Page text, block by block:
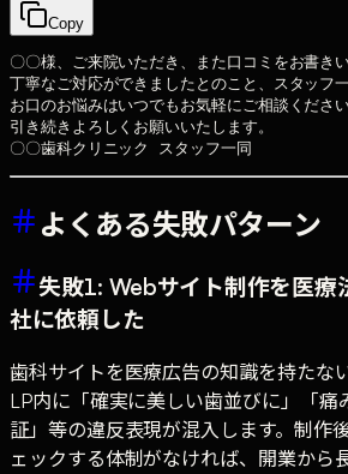
Copy
〇〇様、ご来院いただき、また口コミをお書き
丁寧なご対応ができましたとのこと、スタッフ
お口のお悩みはいつでもお気軽にご相談ください
引き続きよろしくお願いいたします。
よくある失敗パターン
失敗1: Webサイト制作を医療
社に依頼した
歯科サイトを医療広告の知識を持たな
LP内に「確実に美しい歯並びに」「痛
証」等の違反表現が混入します。制作
ェックする体制がなければ、開業から